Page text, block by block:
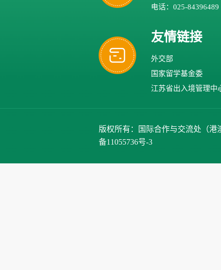
电话：025-84396489
友情链接
外交部
国家留学基金委
江苏省出入境管理中
版权所有：国际合作与交流处（港
备11055736号-3